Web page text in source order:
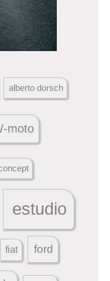
alberto dorsch
moto
estudio
fiat ford